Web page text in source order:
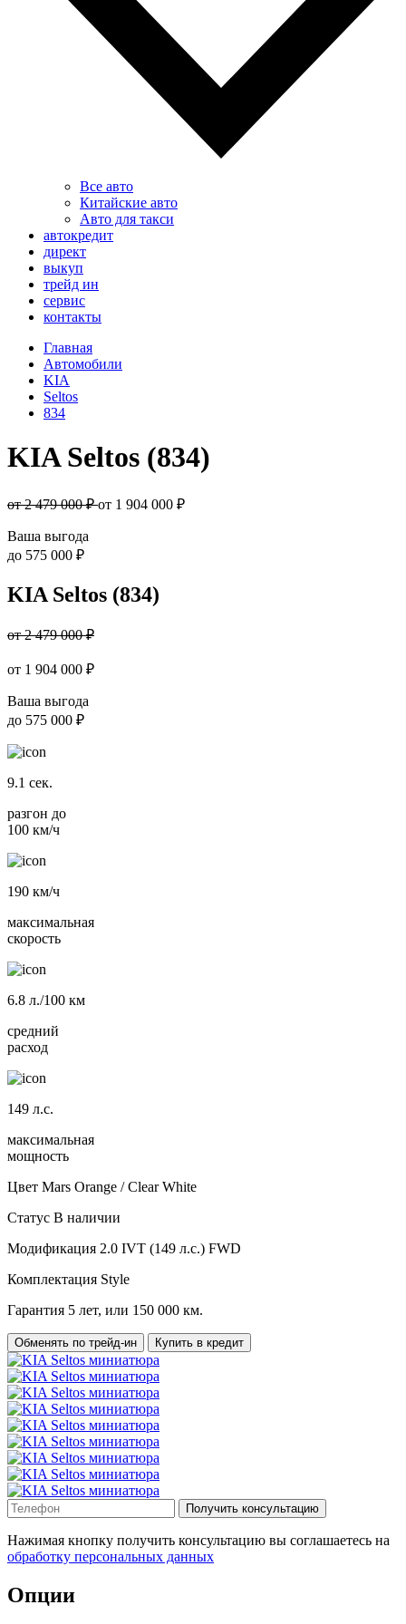
Все авто
Китайские авто
Авто для такси
автокредит
директ
выкуп
трейд ин
сервис
контакты
Главная
Автомобили
KIA
Seltos
834
KIA Seltos (834)
от 2 479 000 ₽от 1 904 000 ₽
Ваша выгода
до 575 000 ₽
KIA Seltos (834)
от 2 479 000 ₽
от 1 904 000 ₽
Ваша выгода
до 575 000 ₽
9.1 сек.
разгон до
100 км/ч
190 км/ч
максимальная
скорость
6.8 л./100 км
средний
расход
149 л.с.
максимальная
мощность
Цвет Mars Orange / Clear White
Статус В наличии
Модификация 2.0 IVT (149 л.с.) FWD
Комплектация Style
Гарантия 5 лет, или 150 000 км.
Обменять по трейд-ин Купить в кредит
Получить консультацию
Нажимая кнопку получить консультацию вы соглашаетесь на
обработку персональных данных
Опции